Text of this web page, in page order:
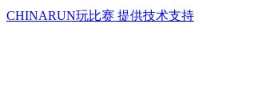
CHINARUN玩比赛 提供技术支持